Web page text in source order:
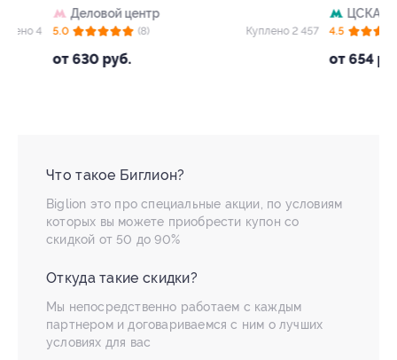
Деловой центр
от 630 руб.
5.0 (8) Куплено 2 457
ЦСКА
от 654 руб.
4.5 (64)
Что такое Биглион?
Biglion это про специальные акции, по условиям
которых вы можете приобрести купон со
скидкой от 50 до 90%
Откуда такие скидки?
Мы непосредственно работаем с каждым
партнером и договариваемся с ним о лучших
условиях для вас